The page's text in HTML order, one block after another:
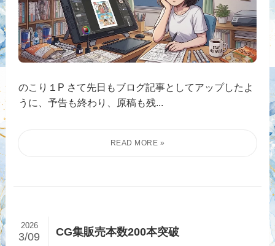
のこり１P さて先日もブログ記事としてアップしたよ
うに、予告も終わり、原稿も残...
CG集販売本数200本突破
2026
3/09